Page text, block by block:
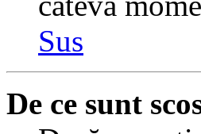
Sus
De ce sunt